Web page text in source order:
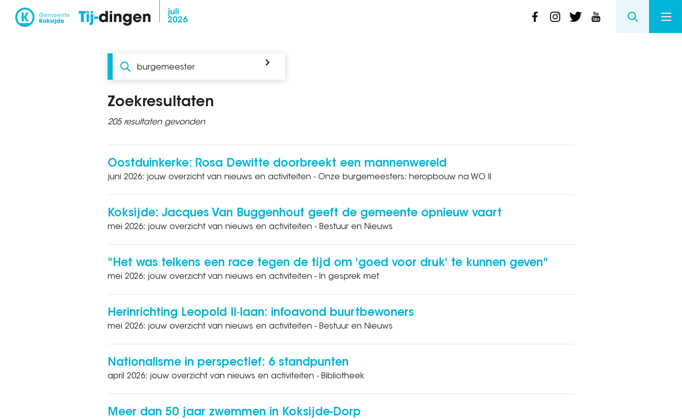
Overslaan
juli
2026
Zoeken
Zoekresultaten
205 resultaten gevonden
Oostduinkerke: Rosa Dewitte doorbreekt een mannenwereld
juni 2026: jouw overzicht van nieuws en activiteiten - Onze burgemeesters: heropbouw na WO II
Koksijde: Jacques Van Buggenhout geeft de gemeente opnieuw vaart
mei 2026: jouw overzicht van nieuws en activiteiten - Bestuur en Nieuws
"Het was telkens een race tegen de tijd om 'goed voor druk' te kunnen geven"
mei 2026: jouw overzicht van nieuws en activiteiten - In gesprek met
Herinrichting Leopold II‑laan: infoavond buurtbewoners
mei 2026: jouw overzicht van nieuws en activiteiten - Bestuur en Nieuws
Nationalisme in perspectief: 6 standpunten
april 2026: jouw overzicht van nieuws en activiteiten - Bibliotheek
Meer dan 50 jaar zwemmen in Koksijde-Dorp